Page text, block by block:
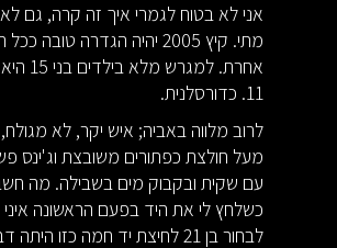
אני לא בטוח לגמרי איך זה קרה, גם לא
מתי. קיץ 2005 יהיה הגדרה טובה
אחרת.
11. כדורסלנית.
לרוב מלווה באביה; איש יקר, לא מגולח,
מעל חולצת כפתורים משובצת וג'ינס
עם שקית ובקבוק מים בשבילה. מה
כשלחץ לי את היד בפעם הראשונה איני
לבחור בן 21 לחיצת יד חמה כזו